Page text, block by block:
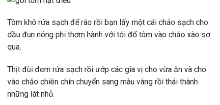
Tôm khô rửa sạch để ráo rồi bạn lấy một cái chảo sạch cho
dầu đun nóng phi thơm hành với tỏi đổ tôm vào chảo xào sơ
qua.
Thịt đùi đem rửa sạch rồi ướp các gia vị cho vừa ăn và cho
vào chảo chiên chín chuyển sang màu vàng rồi thái thành
những lát nhỏ.